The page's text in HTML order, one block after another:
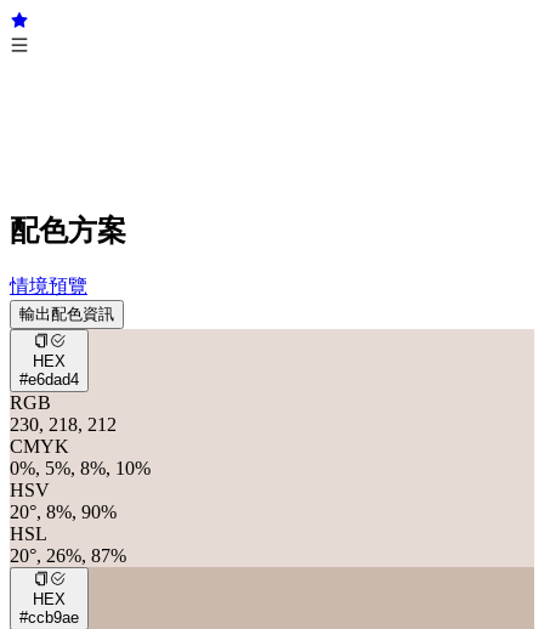
配色方案
情境預覽
輸出配色資訊
HEX
#e6dad4
RGB
230, 218, 212
CMYK
0%, 5%, 8%, 10%
HSV
20°, 8%, 90%
HSL
20°, 26%, 87%
HEX
#ccb9ae